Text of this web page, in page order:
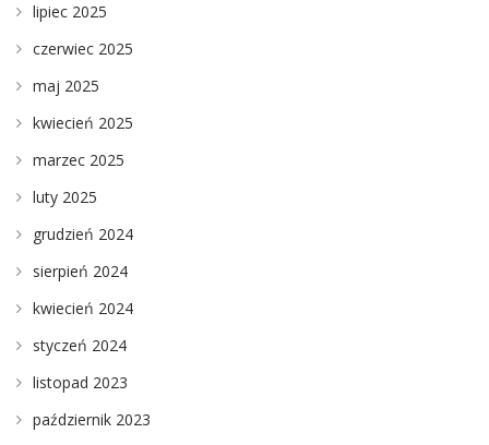
lipiec 2025
czerwiec 2025
maj 2025
kwiecień 2025
marzec 2025
luty 2025
grudzień 2024
sierpień 2024
kwiecień 2024
styczeń 2024
listopad 2023
październik 2023